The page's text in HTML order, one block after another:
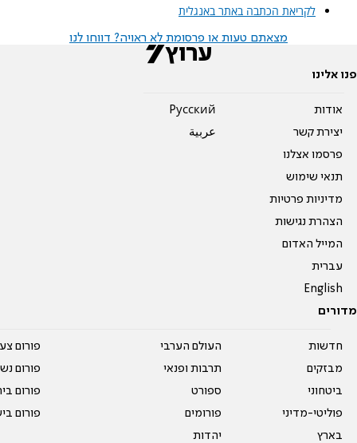
לקריאת הכתבה באתר באנגלית
מצאתם טעות או פרסומת לא ראויה? דווחו לנו
פנו אלינו
אודות
יצירת קשר
פרסמו אצלנו
תנאי שימוש
מדיניות פרטיות
הצהרת נגישות
המייל האדום
עברית
English
Pусский
عربية
מדורים
חדשות
מבזקים
ביטחוני
פוליטי-מדיני
בארץ
העולם הערבי
תרבות ופנאי
ספורט
פורומים
יהדות
פורום
פורום
פורום
פורום